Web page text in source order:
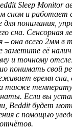
Sleep Monitor
сном и работает
для понимания,
сна. Сенсорная
– она всего 2мм в
её
и точному
понимать свой
время сна,
также
Если вы
Bedditбудет
с помощью